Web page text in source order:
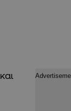
και